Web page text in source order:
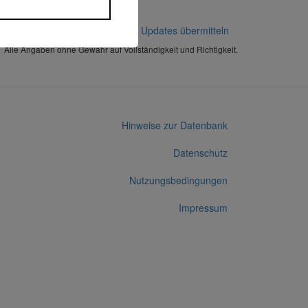
Korrekturen / Updates übermitteln
Alle Angaben ohne Gewähr auf Vollständigkeit und Richtigkeit.
Hinweise zur Datenbank
Datenschutz
Nutzungsbedingungen
Impressum